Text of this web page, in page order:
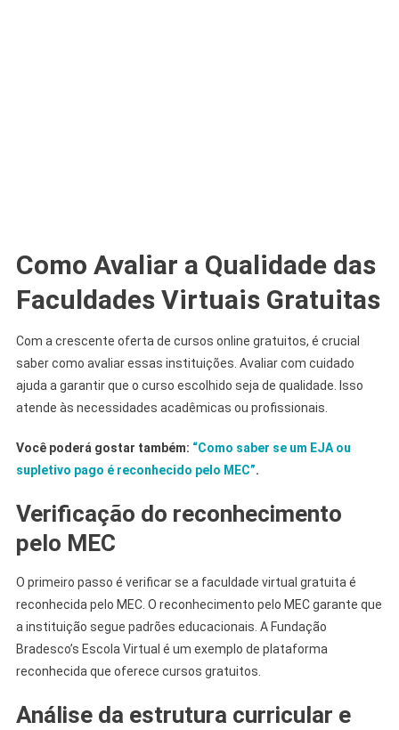
Como Avaliar a Qualidade das
Faculdades Virtuais Gratuitas
Com a crescente oferta de cursos online gratuitos, é crucial
saber como avaliar essas instituições. Avaliar com cuidado
ajuda a garantir que o curso escolhido seja de qualidade. Isso
atende às necessidades acadêmicas ou profissionais.
Você poderá gostar também: “Como saber se um EJA ou
supletivo pago é reconhecido pelo MEC”.
Verificação do reconhecimento
pelo MEC
O primeiro passo é verificar se a faculdade virtual gratuita é
reconhecida pelo MEC. O reconhecimento pelo MEC garante que
a instituição segue padrões educacionais. A Fundação
Bradesco’s Escola Virtual é um exemplo de plataforma
reconhecida que oferece cursos gratuitos.
Análise da estrutura curricular e